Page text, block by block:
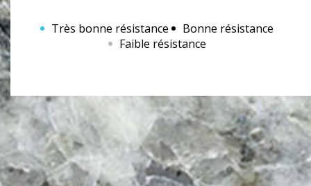
Très bonne résistance
Bonne résistance
Faible résistance